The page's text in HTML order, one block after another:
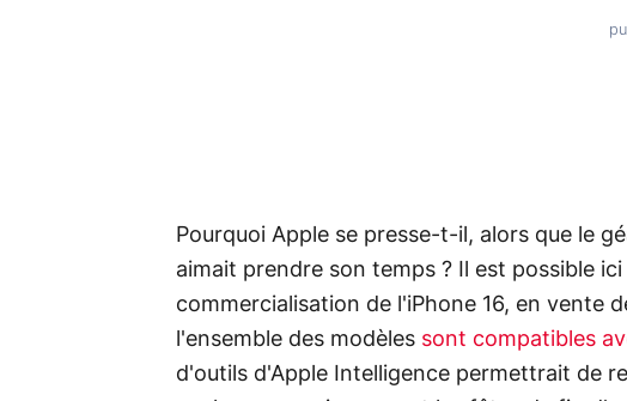
Pourquoi Apple se presse-t-il, alors que le
aimait prendre son temps ? Il est possible
commercialisation de l'iPhone 16, en vente
l'ensemble des modèles sont compatibles
d'outils d'Apple Intelligence permettrait de